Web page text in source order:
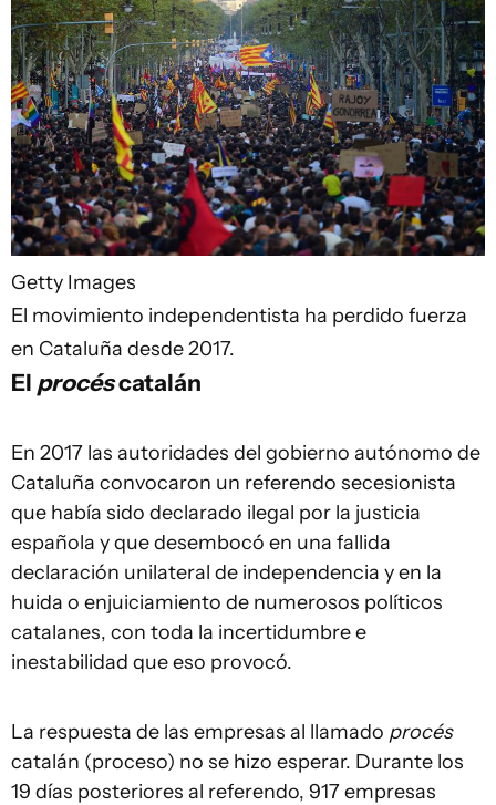
Getty Images
El movimiento independentista ha perdido fuerza
en Cataluña desde 2017.
El procéscatalán
En 2017 las autoridades del gobierno autónomo de
Cataluña convocaron un referendo secesionista
que había sido declarado ilegal por la justicia
española y que desembocó en una fallida
declaración unilateral de independencia y en la
huida o enjuiciamiento de numerosos políticos
catalanes, con toda la incertidumbre e
inestabilidad que eso provocó.
La respuesta de las empresas al llamado procés
catalán (proceso) no se hizo esperar. Durante los
19 días posteriores al referendo, 917 empresas